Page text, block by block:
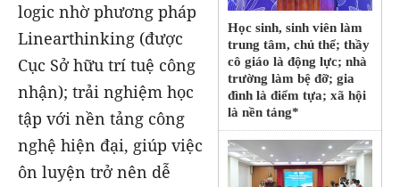
Học sinh, sinh viên làm
trung tâm, chủ thể; thầy
cô giáo là động lực; nhà
trường làm bệ đỡ; gia
đình là điểm tựa; xã hội
là nền tảng*
logic nhờ phương pháp
Linearthinking (được
Cục Sở hữu trí tuệ công
nhận); trải nghiệm học
tập với nền tảng công
nghệ hiện đại, giúp việc
ôn luyện trở nên dễ